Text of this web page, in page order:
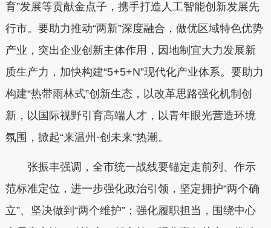
育”发展等贡献金点子，携手打造人工智能创新发展先
行市。要助力推动“两新”深度融合，做优区域特色优势
产业，突出企业创新主体作用，因地制宜大力发展新
质生产力，加快构建“5+5+N”现代化产业体系。要助力
构建“热带雨林式”创新生态，以改革思路强化机制创
新，以国际视野引育高端人才，以青年眼光营造环境
氛围，掀起“来温州·创未来”热潮。
张振丰强调，全市统一战线要锚定走前列、作示
范标准定位，进一步强化政治引领，坚定拥护“两个确
立”、坚决做到“两个维护”；强化履职担当，围绕中心